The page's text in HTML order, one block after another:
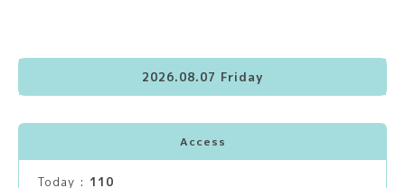
2026.08.07 Friday
Access
Today : 110